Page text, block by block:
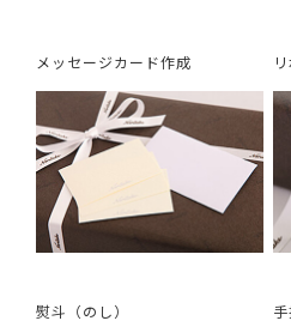
メッセージカード作成
熨斗（のし）